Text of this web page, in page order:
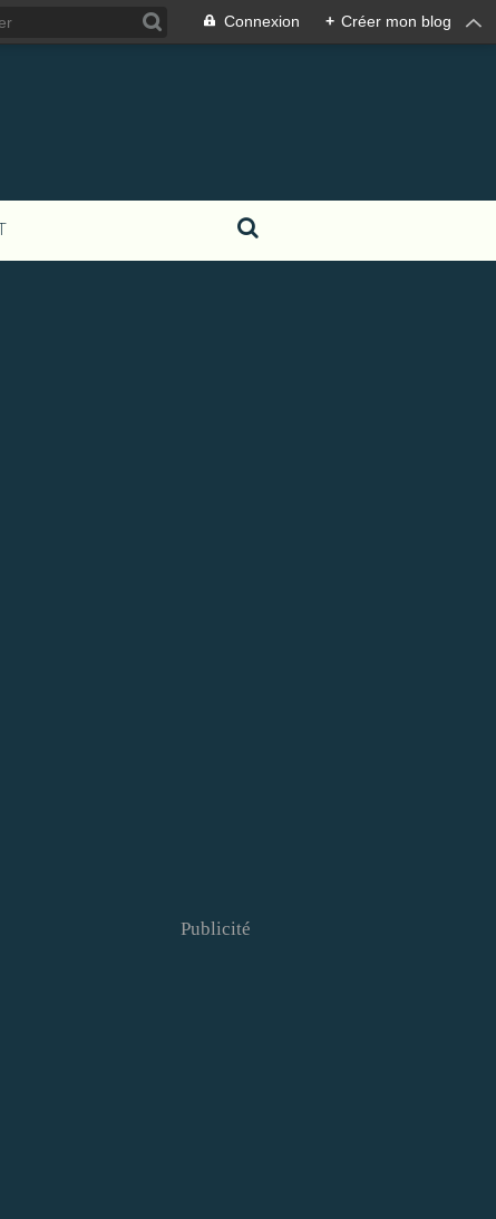
Connexion + Créer mon blog
Publicité